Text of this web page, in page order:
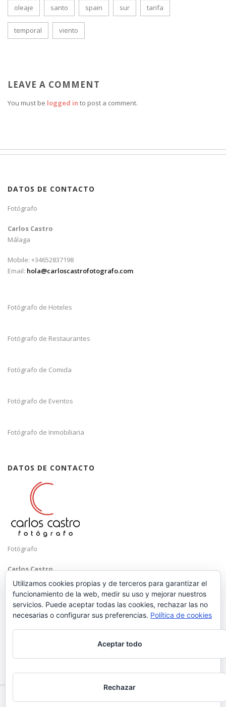
oleaje santo spain sur tarifa
temporal viento
LEAVE A COMMENT
You must be logged in to post a comment.
DATOS DE CONTACTO
Fotógrafo
Carlos Castro
Málaga
Mobile: +34652837198
Email: hola@carloscastrofotografo.com
Fotógrafo de Hoteles
Fotógrafo de Restaurantes
Fotógrafo de Comida
Fotógrafo de Eventos
Fotógrafo de Inmobiliaria
DATOS DE CONTACTO
Fotógrafo
Carlos Castro
Málaga
Mobile: +34 652 83 71 98
hola@carloscastrofotografo.com
Utilizamos cookies propias y de terceros para garantizar el
funcionamiento de la web, medir su uso y mejorar nuestros
servicios. Puede aceptar todas las cookies, rechazar las no
necesarias o configurar sus preferencias. Política de cookies
Aceptar todo
Rechazar